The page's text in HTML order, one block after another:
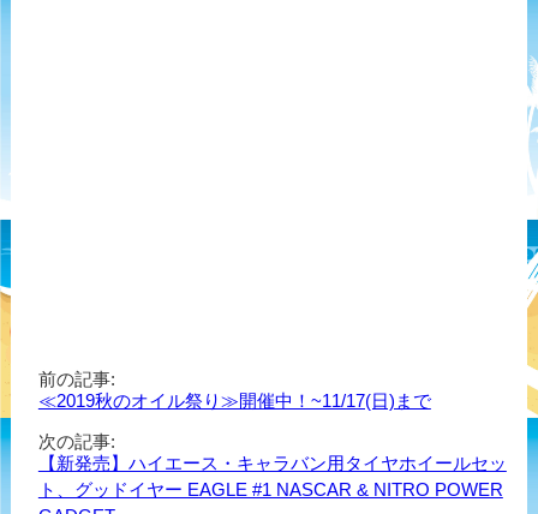
前の記事:
≪2019秋のオイル祭り≫開催中！~11/17(日)まで
次の記事:
【新発売】ハイエース・キャラバン用タイヤホイールセッ
ト、グッドイヤー EAGLE #1 NASCAR & NITRO POWER